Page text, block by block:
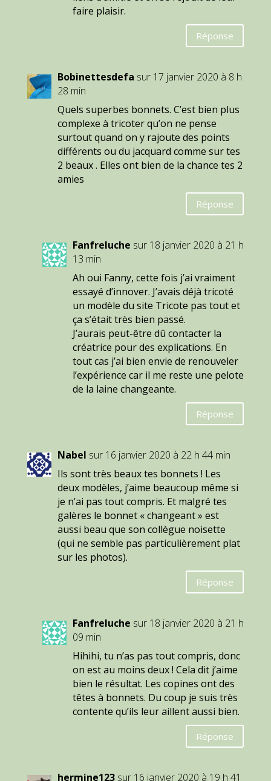
faire plaisir.
Réponse
Bobinettesdefa sur 17 janvier 2020 à 8 h
28 min
Quels superbes bonnets. C’est bien plus
complexe à tricoter qu’on ne pense
surtout quand on y rajoute des points
différents ou du jacquard comme sur tes
2 beaux . Elles ont bien de la chance tes 2
amies
Réponse
Fanfreluche sur 18 janvier 2020 à 21 h
13 min
Ah oui Fanny, cette fois j’ai vraiment
essayé d’innover. J’avais déjà tricoté
un modèle du site Tricote pas tout et
ça s’était très bien passé.
J’aurais peut-être dû contacter la
créatrice pour des explications. En
tout cas j’ai bien envie de renouveler
l’expérience car il me reste une pelote
de la laine changeante.
Réponse
Nabel sur 16 janvier 2020 à 22 h 44 min
Ils sont très beaux tes bonnets ! Les
deux modèles, j’aime beaucoup même si
je n’ai pas tout compris. Et malgré tes
galères le bonnet « changeant » est
aussi beau que son collègue noisette
(qui ne semble pas particulièrement plat
sur les photos).
Réponse
Fanfreluche sur 18 janvier 2020 à 21 h
09 min
Hihihi, tu n’as pas tout compris, donc
on est au moins deux ! Cela dit j’aime
bien le résultat. Les copines ont des
têtes à bonnets. Du coup je suis très
contente qu’ils leur aillent aussi bien.
Réponse
hermine123 sur 16 janvier 2020 à 19 h 41